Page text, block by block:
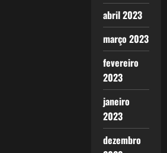
abril 2023
março 2023
fevereiro
2023
janeiro
2023
dezembro